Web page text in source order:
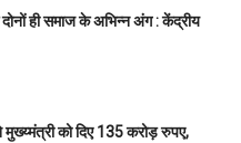
दोनों ही समाज के अभिन्न अंग : केंद्रीय
मुख्य्मंत्री को दिए 135 करोड़ रुपए,